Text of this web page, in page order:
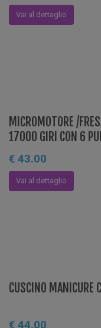
Vai al dettaglio
MICROMOTORE /
17000 GIRI CON 6
€ 43.00
Vai al dettaglio
CUSCINO MANICURE
€ 44.00